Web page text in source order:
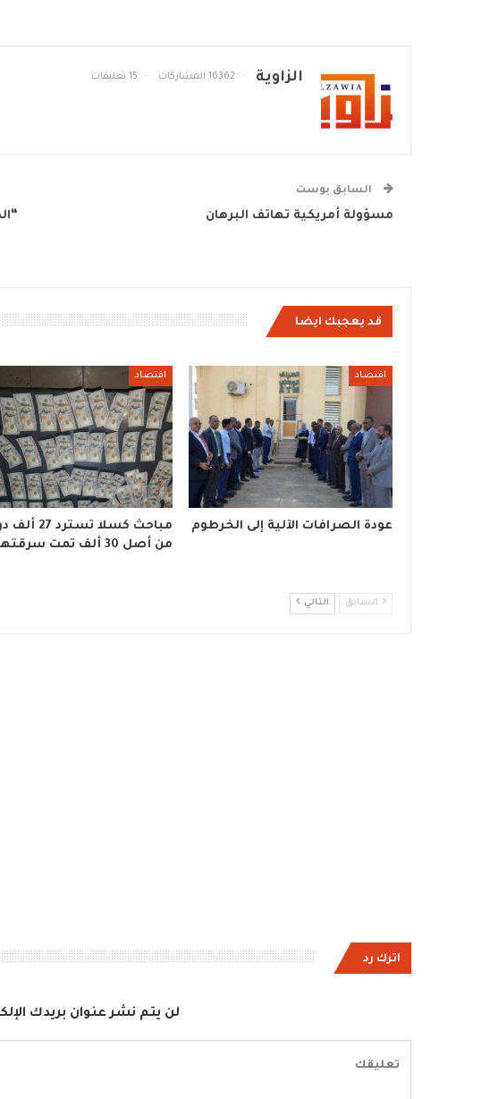
الزاوية 16362 المشاركات 15 تعليقات
السابق بوست
مسؤولة أمريكية تهاتف البرهان
قد يعجبك ايضا
اقتصاد
عودة الصرافات الآلية إلى الخرطوم
اقتصاد
مباحث كسلا تسترد
من أصل 30 ألف تمت سرقتهم
السابق التالي
اترك رد
لن يتم نشر عنوان بريدك